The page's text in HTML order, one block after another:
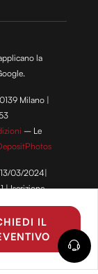
IL
la
Milano |
– Le
13/03/2024|
| Iscrizione